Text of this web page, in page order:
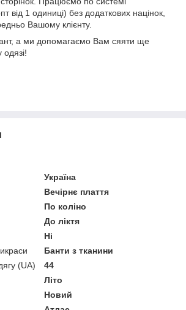
1 одиниці) без додаткових націнок,
Вашому клієнту.
а ми допомагаємо Вам сяяти ще
Україна
Вечірнє плаття
По коліно
До ліктя
Ні
Банти з тканини
(UA)
44
Літо
Новий